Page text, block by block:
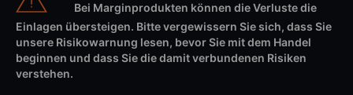
Bei Marginprodukten können die Verluste die
Einlagen übersteigen. Bitte vergewissern Sie sich, dass Sie
unsere Risikowarnung lesen, bevor Sie mit dem Handel
beginnen und dass Sie die damit verbundenen Risiken
verstehen.